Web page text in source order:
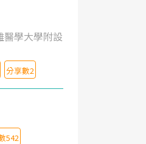
醫學大學附設
分享數2
542